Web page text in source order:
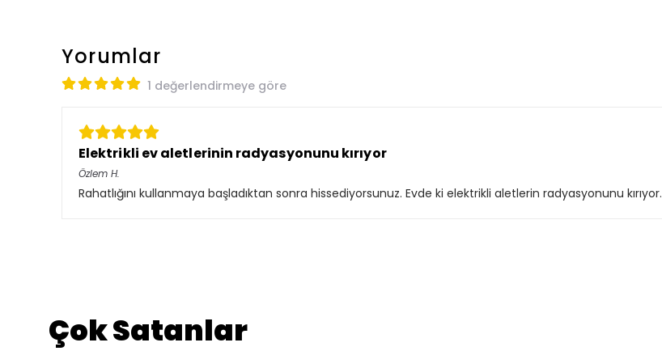
Yorumlar
1 değerlendirmeye göre
Elektrikli ev aletlerinin radyasyonunu kırıyor
Özlem H.
Rahatlığını kullanmaya başladıktan sonra hissediyorsunuz. Evde ki elektrikli aletlerin radyasyonunu kırıyor.
Çok Satanlar